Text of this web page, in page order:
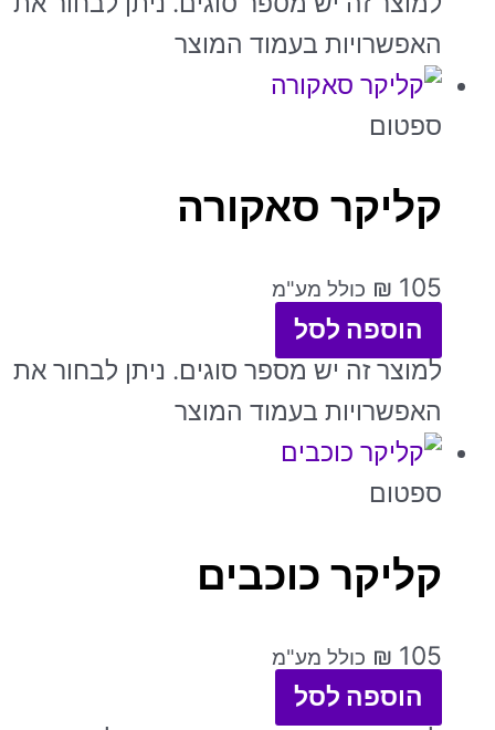
האפשרויות בעמוד המוצר
ספטום
קליקר סאקורה
₪ 105 כולל מע"מ
הוספה לסל
למוצר זה יש מספר סוגים. ניתן לבחור את
האפשרויות בעמוד המוצר
ספטום
קליקר כוכבים
₪ 105 כולל מע"מ
הוספה לסל